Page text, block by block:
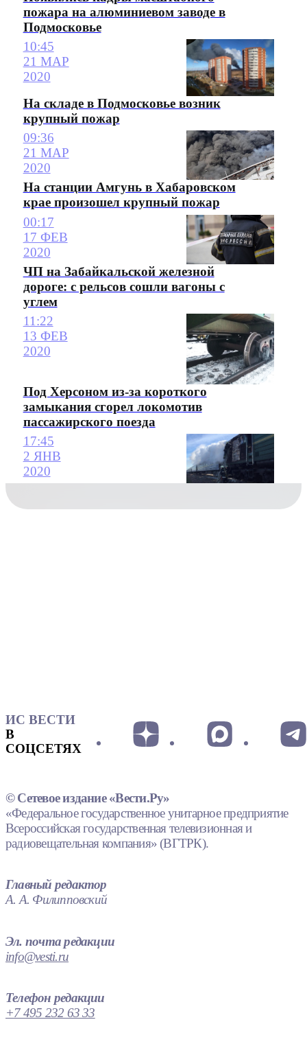
пожара на алюминиевом заводе в
Подмосковье
10:45
21 МАР
2020
На складе в Подмосковье возник
крупный пожар
09:36
21 МАР
2020
На станции Амгунь в Хабаровском
крае произошел крупный пожар
00:17
17 ФЕВ
2020
ЧП на Забайкальской железной
дороге: с рельсов сошли вагоны с
углем
11:22
13 ФЕВ
2020
Под Херсоном из-за короткого
замыкания сгорел локомотив
пассажирского поезда
17:45
2 ЯНВ
2020
ИС ВЕСТИ
В
СОЦСЕТЯХ
© Сетевое издание «Вести.Ру»
«Федеральное государственное унитарное предприятие
Всероссийская государственная телевизионная и
радиовещательная компания» (ВГТРК).
Главный редактор
А. А. Филипповский
Эл. почта редакции
info@vesti.ru
Телефон редакции
+7 495 232 63 33